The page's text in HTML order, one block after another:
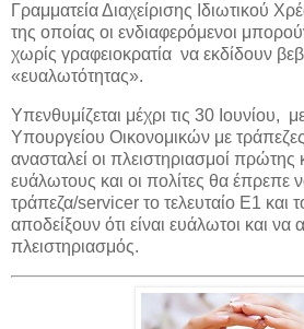
Γραμματεία Διαχείρισης Ιδιωτικού
της οποίας οι ενδιαφερόμενοι
χωρίς γραφειοκρατία να εκδίδουν
«ευαλωτότητας».
Υπενθυμίζεται μέχρι τις 30 Ιουνίου,
Υπουργείου Οικονομικών με
ανασταλεί οι πλειστηριασμοί πρώτης
ευάλωτους και οι πολίτες θα έπρεπε
τράπεζα/servicer το τελευταίο Ε1 και
αποδείξουν ότι είναι ευάλωτοι και να
πλειστηριασμός.